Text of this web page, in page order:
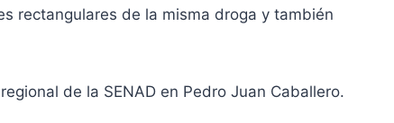
rectangulares de la misma droga y también
de la SENAD en Pedro Juan Caballero.